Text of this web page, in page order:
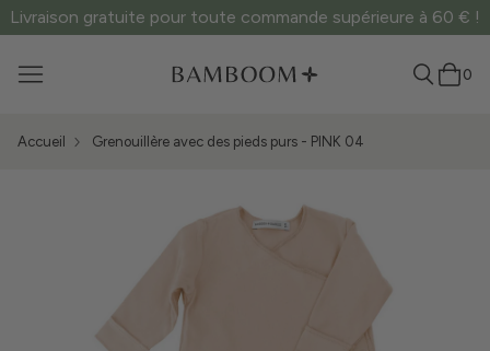
Livraison gratuite pour toute commande supérieure à 60 € !
0
Accueil Grenouillère avec des pieds purs - PINK 04